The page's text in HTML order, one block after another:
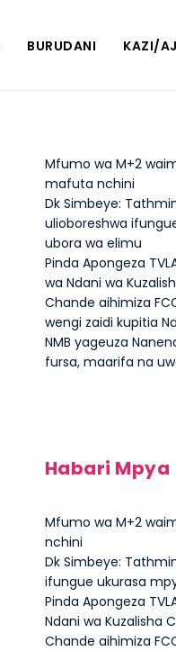
BURUDANI KAZI/
Mfumo wa M+2
mafuta nchini
Dk Simbeye:
ulioboreshwa
ubora wa elimu
Pinda Apongeza
wa Ndani wa
Chande aihimiza
wengi zaidi kupitia
NMB yageuza
fursa, maarifa na
Habari Mpya
Mfumo wa M+2
nchini
Dk Simbeye:
ifungue ukurasa
Pinda Apongeza
Ndani wa Kuzalisha
Chande aihimiza